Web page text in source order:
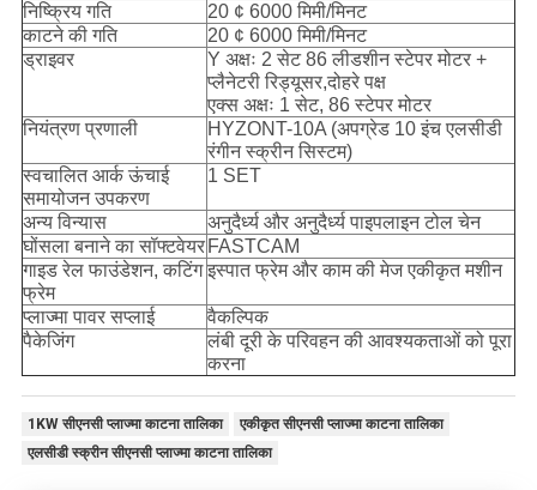
निष्क्रिय गति
20 ¢ 6000 मिमी/मिनट
काटने की गति
20 ¢ 6000 मिमी/मिनट
ड्राइवर
Y अक्षः 2 सेट 86 लीडशीन स्टेपर मोटर +
प्लैनेटरी रिड्यूसर,दोहरे पक्ष
एक्स अक्षः 1 सेट, 86 स्टेपर मोटर
नियंत्रण प्रणाली
HYZONT-10A (अपग्रेड 10 इंच एलसीडी
रंगीन स्क्रीन सिस्टम)
स्वचालित आर्क ऊंचाई
समायोजन उपकरण
1 SET
अन्य विन्यास
अनुदैर्ध्य और अनुदैर्ध्य पाइपलाइन टोल चेन
घोंसला बनाने का सॉफ्टवेयर FASTCAM
गाइड रेल फाउंडेशन, कटिंग
फ्रेम
इस्पात फ्रेम और काम की मेज एकीकृत मशीन
प्लाज्मा पावर सप्लाई
वैकल्पिक
पैकेजिंग
लंबी दूरी के परिवहन की आवश्यकताओं को पूरा
करना
1KW सीएनसी प्लाज्मा काटना तालिका
एकीकृत सीएनसी प्लाज्मा काटना तालिका
एलसीडी स्क्रीन सीएनसी प्लाज्मा काटना तालिका